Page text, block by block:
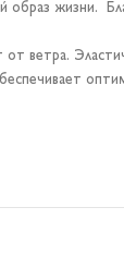
жизни.
от ветра.